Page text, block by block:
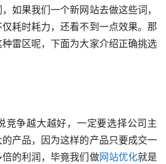
如果我们一个新网站去做这些词，
耗时耗力，还看不到一点效果。那
雷区呢，下面为大家介绍正确挑选
竞争越大越好，一定要选择公司主
产品，因为这样的产品只要成交一
的利润，毕竟我们做网站优化就是